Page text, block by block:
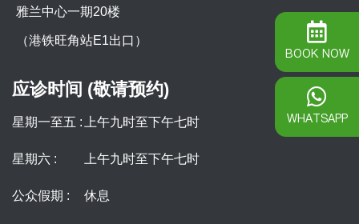
雅兰中心一期20楼
（港铁旺角站E1出口）
应诊时间 (敬请预约)
星期一至五 : 上午九时至下午七时
星期六 : 上午九时至下午七时
公众假期 : 休息
BOOK NOW
WHATSAPP